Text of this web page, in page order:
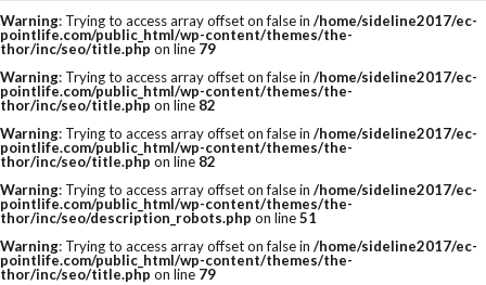
Warning: Trying to access array offset on false in /home/sideline2017/ec-
pointlife.com/public_html/wp-content/themes/the-
thor/inc/seo/title.php on line 79
Warning: Trying to access array offset on false in /home/sideline2017/ec-
pointlife.com/public_html/wp-content/themes/the-
thor/inc/seo/title.php on line 82
Warning: Trying to access array offset on false in /home/sideline2017/ec-
pointlife.com/public_html/wp-content/themes/the-
thor/inc/seo/title.php on line 82
Warning: Trying to access array offset on false in /home/sideline2017/ec-
pointlife.com/public_html/wp-content/themes/the-
thor/inc/seo/description_robots.php on line51
Warning: Trying to access array offset on false in /home/sideline2017/ec-
pointlife.com/public_html/wp-content/themes/the-
thor/inc/seo/title.php on line 79
タグ
amazon
css csv CSV 一括 csvファイル
cvr改善 E-コマース EC ECサイト
FTP google